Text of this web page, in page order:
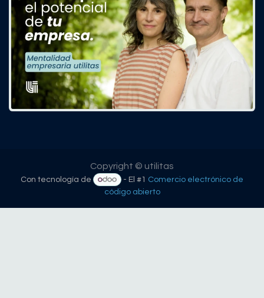
Copyright © utilitas
Con tecnología de - El #1 Comercio electrónico de
código abierto